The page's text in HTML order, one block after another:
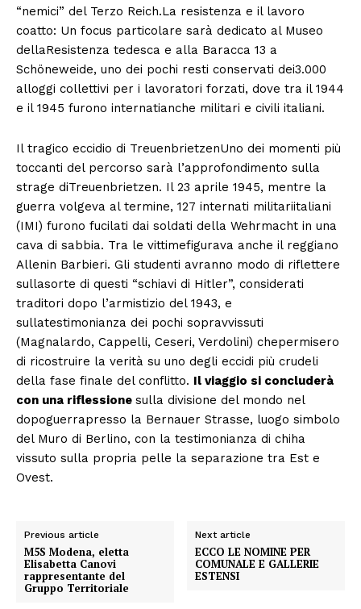
“nemici” del Terzo Reich.La resistenza e il lavoro
coatto: Un focus particolare sarà dedicato al Museo
dellaResistenza tedesca e alla Baracca 13 a
Schöneweide, uno dei pochi resti conservati dei3.000
alloggi collettivi per i lavoratori forzati, dove tra il 1944
e il 1945 furono internatianche militari e civili italiani.
Il tragico eccidio di TreuenbrietzenUno dei momenti più
toccanti del percorso sarà l’approfondimento sulla
strage diTreuenbrietzen. Il 23 aprile 1945, mentre la
guerra volgeva al termine, 127 internati militariitaliani
(IMI) furono fucilati dai soldati della Wehrmacht in una
cava di sabbia. Tra le vittimefigurava anche il reggiano
Allenin Barbieri. Gli studenti avranno modo di riflettere
sullasorte di questi “schiavi di Hitler”, considerati
traditori dopo l’armistizio del 1943, e
sullatestimonianza dei pochi sopravvissuti
(Magnalardo, Cappelli, Ceseri, Verdolini) chepermisero
di ricostruire la verità su uno degli eccidi più crudeli
della fase finale del conflitto. Il viaggio si concluderà
con una riflessione sulla divisione del mondo nel
dopoguerrapresso la Bernauer Strasse, luogo simbolo
del Muro di Berlino, con la testimonianza di chiha
vissuto sulla propria pelle la separazione tra Est e
Ovest.
Previous article
M5S Modena, eletta
Elisabetta Canovi
rappresentante del
Gruppo Territoriale
Next article
ECCO LE NOMINE PER
COMUNALE E GALLERIE
ESTENSI